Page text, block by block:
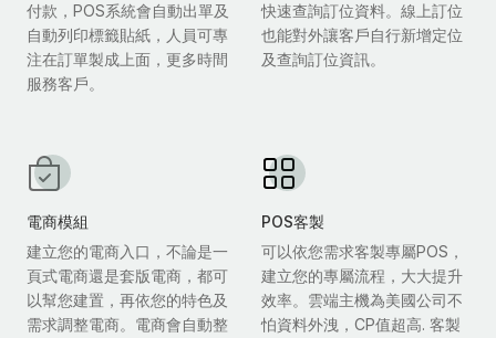
付款，POS系統會自動出單及
自動列印標籤貼紙，人員可專
注在訂單製成上面，更多時間
服務客戶。
快速查詢訂位資料。線上訂位
也能對外讓客戶自行新增定位
及查詢訂位資訊。
電商模組
建立您的電商入口，不論是一
頁式電商還是套版電商，都可
以幫您建置，再依您的特色及
需求調整電商。電商會自動整
POS客製
可以依您需求客製專屬POS，
建立您的專屬流程，大大提升
效率。雲端主機為美國公司不
怕資料外洩，CP值超高. 客製